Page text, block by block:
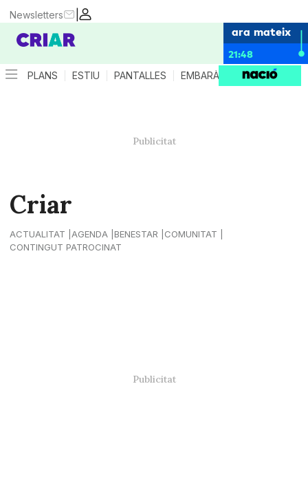
|
Newsletters
ara mateix
21:48
PLANS ESTIU PANTALLES EMBARÀS CRIANÇA
Criar
ACTUALITAT AGENDA BENESTAR
COMUNITAT
CONTINGUT PATROCINAT